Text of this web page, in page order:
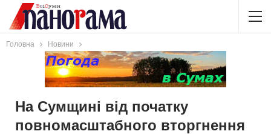
Головна Новини
На Сумщині від початку
повномасштабного вторгнення